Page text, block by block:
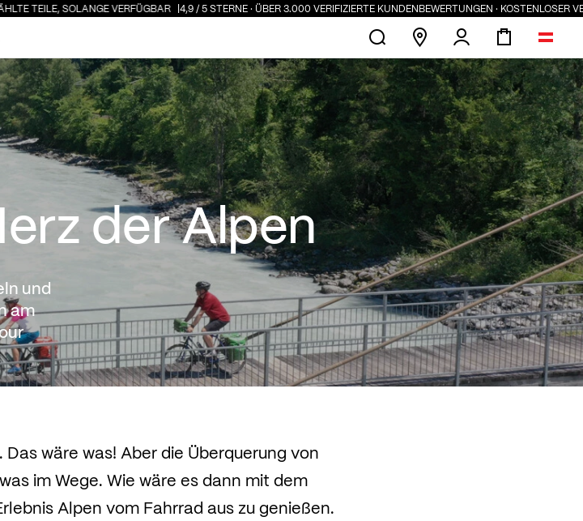
VERFÜGBAR 4,9 / 5 STERNE · ÜBER 3.000 VERIFIZIERTE KUNDENBEWERTUNGEN · KOSTENLOSER VERSAND AB 100
der Alpen
und
am
wäre was! Aber die Überquerung von
im Wege. Wie wäre es dann mit dem
Alpen vom Fahrrad aus zu genießen.